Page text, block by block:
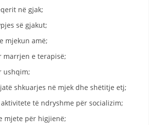
SHËRBIMI PËR KËRKIM
SHËNDETËSORE PREVENTIVE
NDIHMA E PARË
në gjak;
së gjakut;
mjekun amë;
marrjen e terapisë;
ushqim;
shkuarjes në mjek dhe shëtitje etj;
të ndryshme për socializim;
mjete për higjienë;